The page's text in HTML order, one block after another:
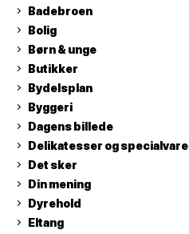
Badebroen
Bolig
Børn & unge
Butikker
Bydelsplan
Byggeri
Dagens billede
Delikatesser og
Det sker
Din mening
Dyrehold
Eltang